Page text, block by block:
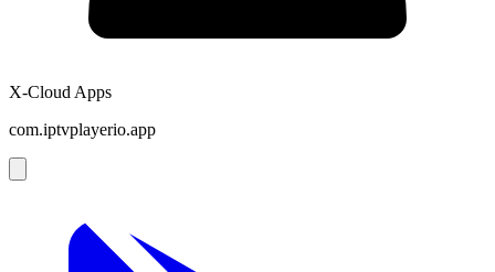
X-Cloud Apps
com.iptvplayerio.app